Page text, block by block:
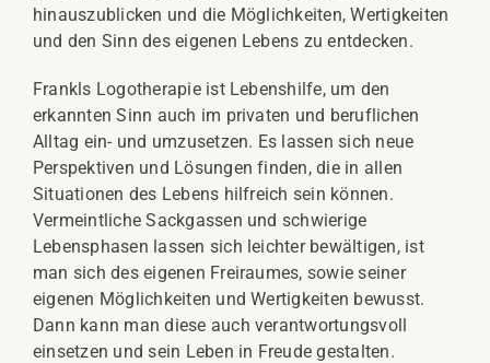
hinauszublicken und die Möglichkeiten, Wertigkeiten
und den Sinn des eigenen Lebens zu entdecken.
Frankls Logotherapie ist Lebenshilfe, um den
erkannten Sinn auch im privaten und beruflichen
Alltag ein- und umzusetzen. Es lassen sich neue
Perspektiven und Lösungen finden, die in allen
Situationen des Lebens hilfreich sein können.
Vermeintliche Sackgassen und schwierige
Lebensphasen lassen sich leichter bewältigen, ist
man sich des eigenen Freiraumes, sowie seiner
eigenen Möglichkeiten und Wertigkeiten bewusst.
Dann kann man diese auch verantwortungsvoll
einsetzen und sein Leben in Freude gestalten.